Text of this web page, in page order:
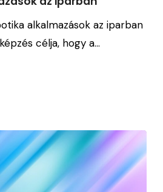
alkalmazások az iparban
célja, hogy a…